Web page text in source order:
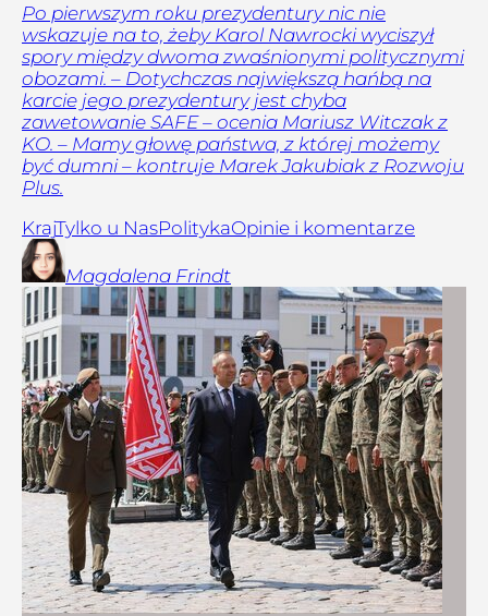
Po pierwszym roku prezydentury nic nie
wskazuje na to, żeby Karol Nawrocki wyciszył
spory między dwoma zwaśnionymi politycznymi
obozami. – Dotychczas największą hańbą na
karcie jego prezydentury jest chyba
zawetowanie SAFE – ocenia Mariusz Witczak z
KO. – Mamy głowę państwa, z której możemy
być dumni – kontruje Marek Jakubiak z Rozwoju
Plus.
KrajTylko u NasPolitykaOpinie i komentarze
Magdalena Frindt